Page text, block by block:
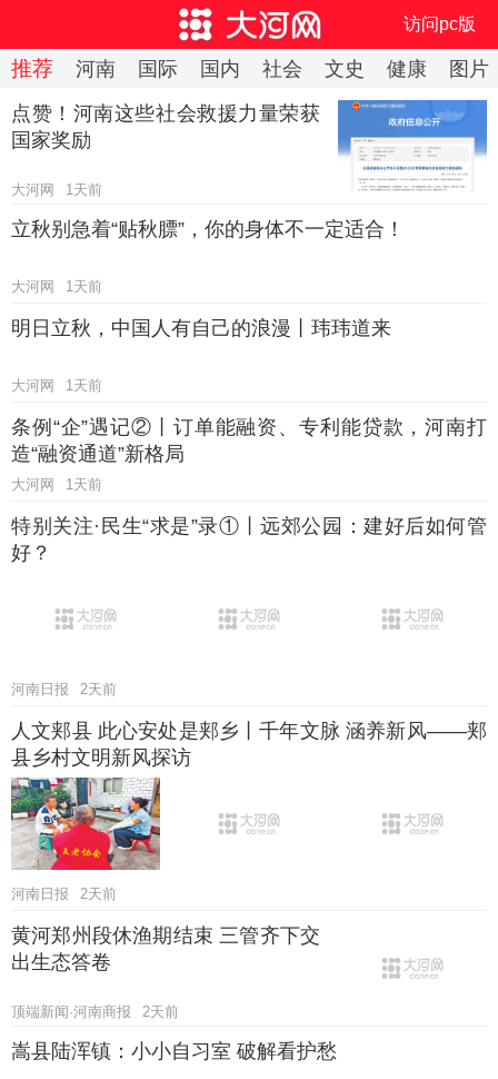
访问pc版
推荐 河南 国际 国内 社会 文史 健康 图片
下拉刷新
点赞！河南这些社会救援力量荣获
国家奖励
大河网 1天前
立秋别急着“贴秋膘”，你的身体不一定适合！
大河网 1天前
明日立秋，中国人有自己的浪漫丨玮玮道来
大河网 1天前
条例“企”遇记②丨订单能融资、专利能贷款，河南打
造“融资通道”新格局
大河网 1天前
特别关注·民生“求是”录①丨远郊公园：建好后如何管
好？
河南日报 2天前
人文郏县 此心安处是郏乡丨千年文脉 涵养新风——郏
县乡村文明新风探访
河南日报 2天前
黄河郑州段休渔期结束 三管齐下交
出生态答卷
顶端新闻·河南商报 2天前
嵩县陆浑镇：小小自习室 破解看护愁